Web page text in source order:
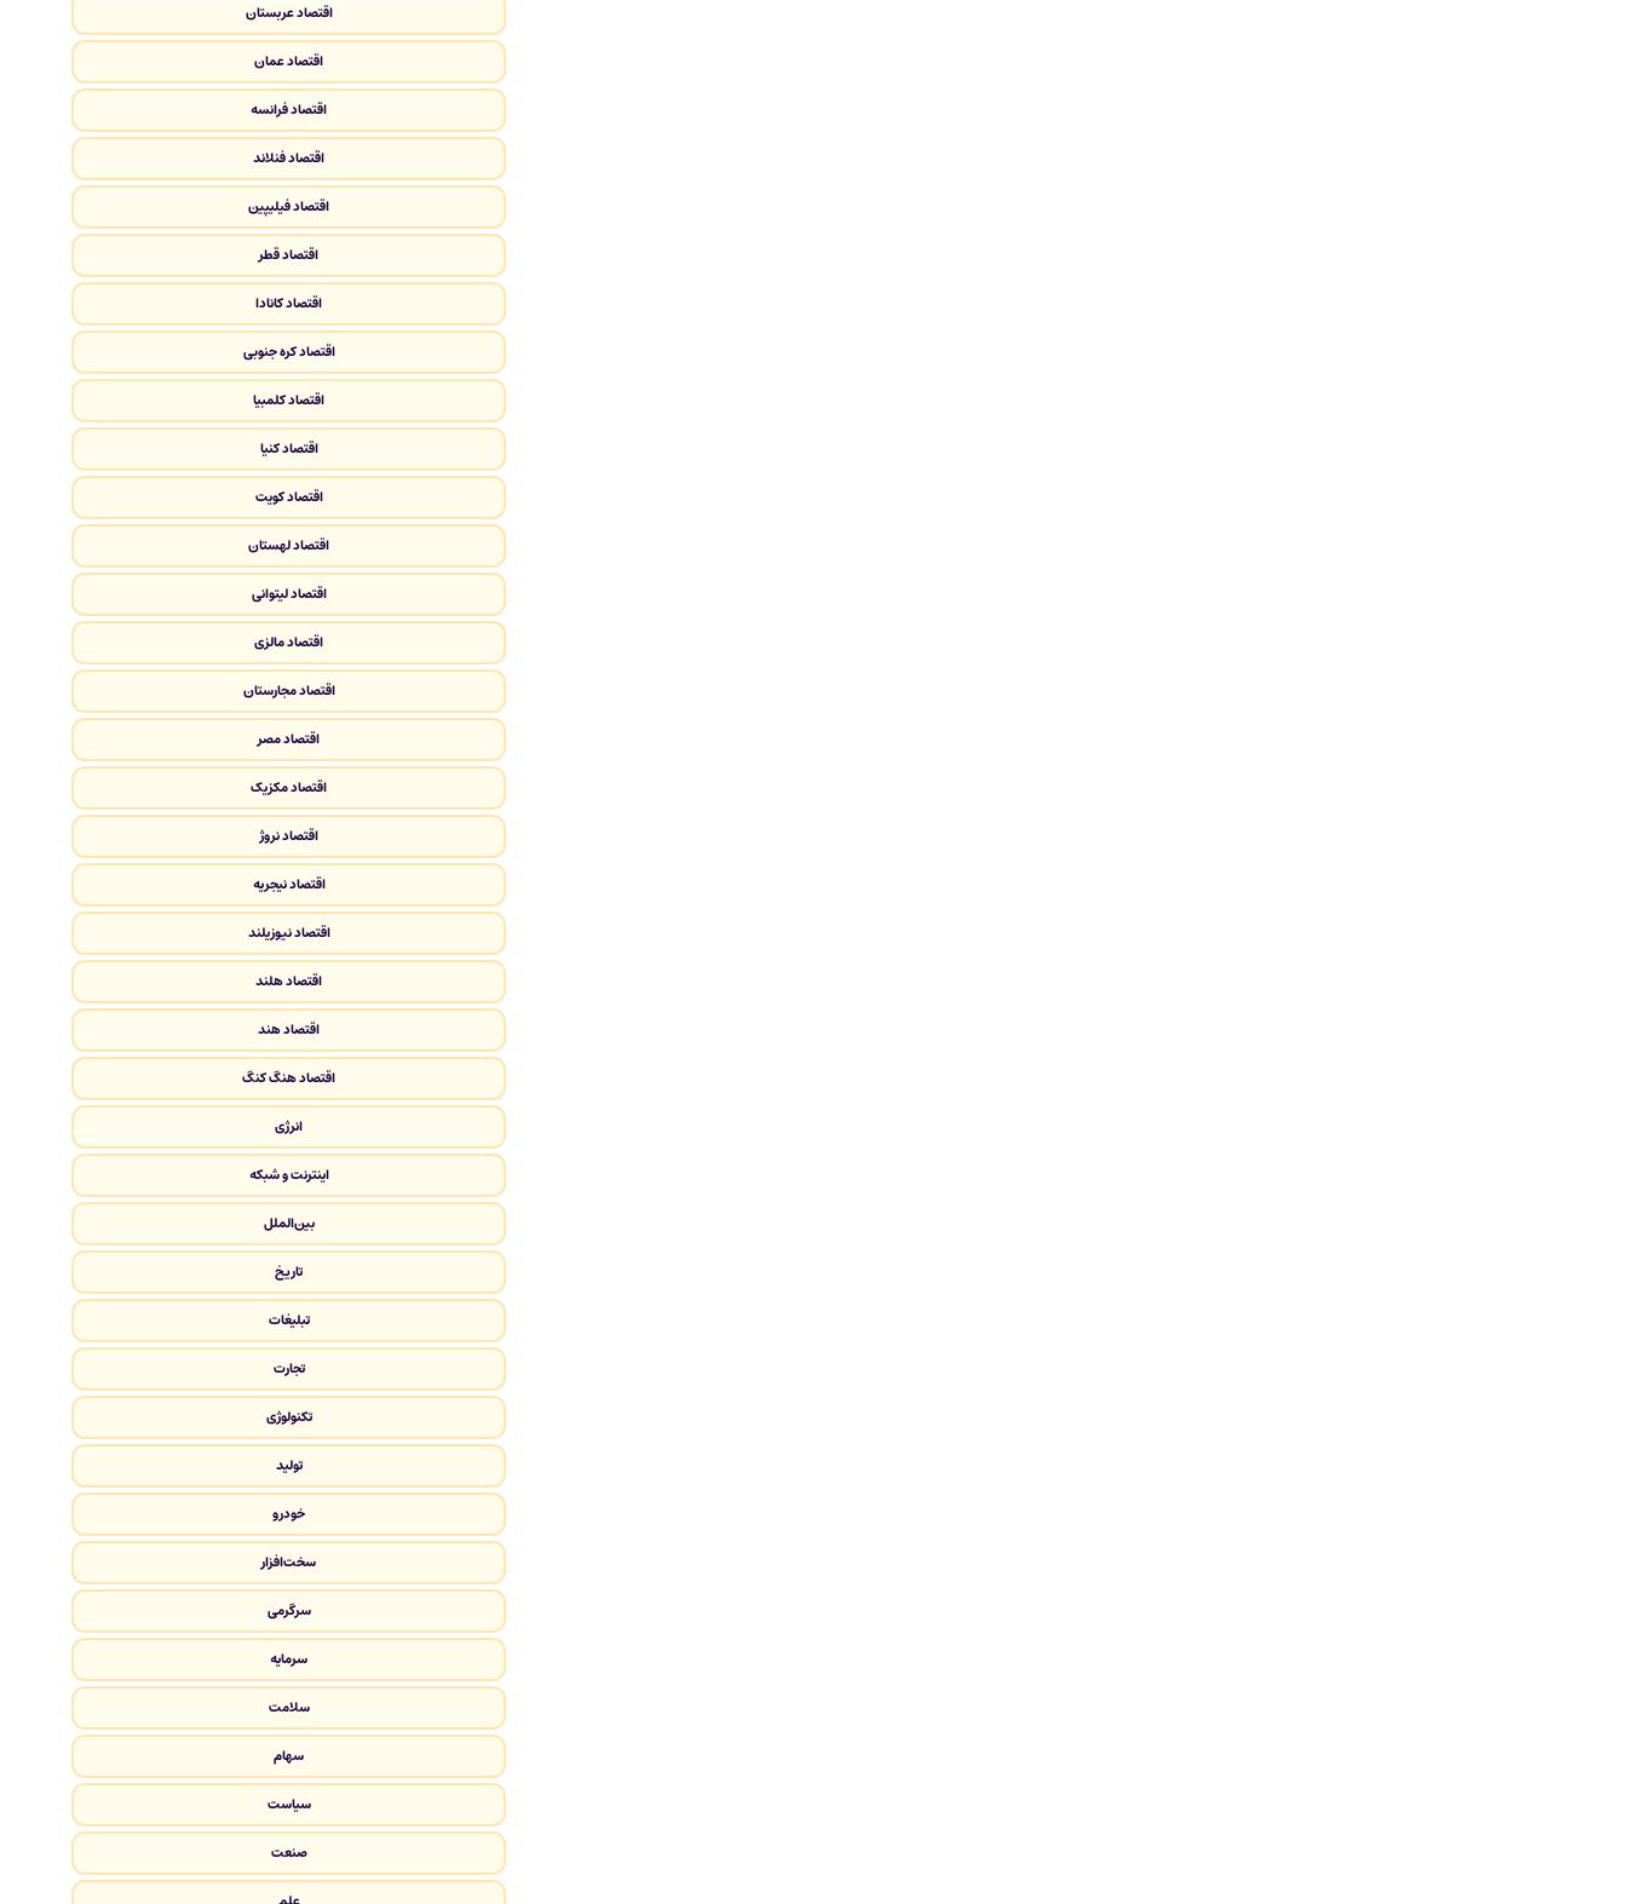
اقتصاد عربستان
اقتصاد عمان
اقتصاد فرانسه
اقتصاد فنلاند
اقتصاد فیلیپین
اقتصاد قطر
اقتصاد کانادا
اقتصاد کره جنوبی
اقتصاد کلمبیا
اقتصاد کنیا
اقتصاد کویت
اقتصاد لهستان
اقتصاد لیتوانی
اقتصاد مالزی
اقتصاد مجارستان
اقتصاد مصر
اقتصاد مکزیک
اقتصاد نروژ
اقتصاد نیجریه
اقتصاد نیوزیلند
اقتصاد هلند
اقتصاد هند
اقتصاد هنگ کنگ
انرژی
اینترنت و شبکه
بین‌الملل
تاریخ
تبلیغات
تجارت
تکنولوژی
تولید
خودرو
سخت‌افزار
سرگرمی
سرمایه
سلامت
سهام
سیاست
صنعت